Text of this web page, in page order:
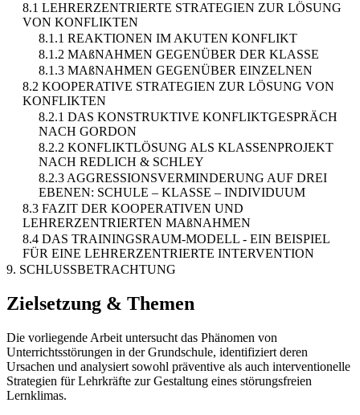
8.1 LEHRERZENTRIERTE STRATEGIEN ZUR LÖSUNG
VON KONFLIKTEN
8.1.1 REAKTIONEN IM AKUTEN KONFLIKT
8.1.2 MAßNAHMEN GEGENÜBER DER KLASSE
8.1.3 MAßNAHMEN GEGENÜBER EINZELNEN
8.2 KOOPERATIVE STRATEGIEN ZUR LÖSUNG VON
KONFLIKTEN
8.2.1 DAS KONSTRUKTIVE KONFLIKTGESPRÄCH
NACH GORDON
8.2.2 KONFLIKTLÖSUNG ALS KLASSENPROJEKT
NACH REDLICH & SCHLEY
8.2.3 AGGRESSIONSVERMINDERUNG AUF DREI
EBENEN: SCHULE – KLASSE – INDIVIDUUM
8.3 FAZIT DER KOOPERATIVEN UND
LEHRERZENTRIERTEN MAßNAHMEN
8.4 DAS TRAININGSRAUM-MODELL - EIN BEISPIEL
FÜR EINE LEHRERZENTRIERTE INTERVENTION
9. SCHLUSSBETRACHTUNG
Zielsetzung & Themen
Die vorliegende Arbeit untersucht das Phänomen von
Unterrichtsstörungen in der Grundschule, identifiziert deren
Ursachen und analysiert sowohl präventive als auch interventionelle
Strategien für Lehrkräfte zur Gestaltung eines störungsfreien
Lernklimas.